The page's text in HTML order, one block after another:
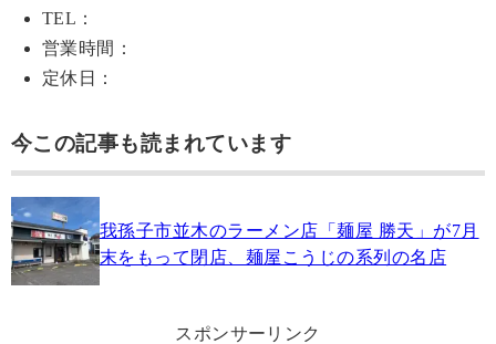
TEL：
営業時間：
定休日：
今この記事も読まれています
我孫子市並木のラーメン店「麺屋 勝天」が7月
末をもって閉店、麺屋こうじの系列の名店
スポンサーリンク